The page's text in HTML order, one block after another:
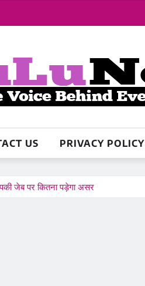
US PRIVACY POLICY
जेब पर कितना पड़ेगा असर